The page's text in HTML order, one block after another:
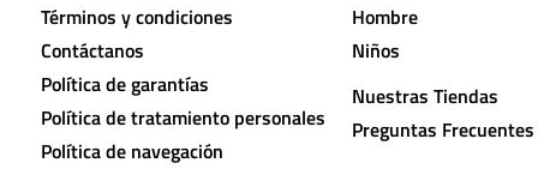
Términos y condiciones
Contáctanos
Política de garantías
Política de tratamiento personales
Política de navegación
Hombre
Niños
Nuestras Tiendas
Preguntas Frecuentes